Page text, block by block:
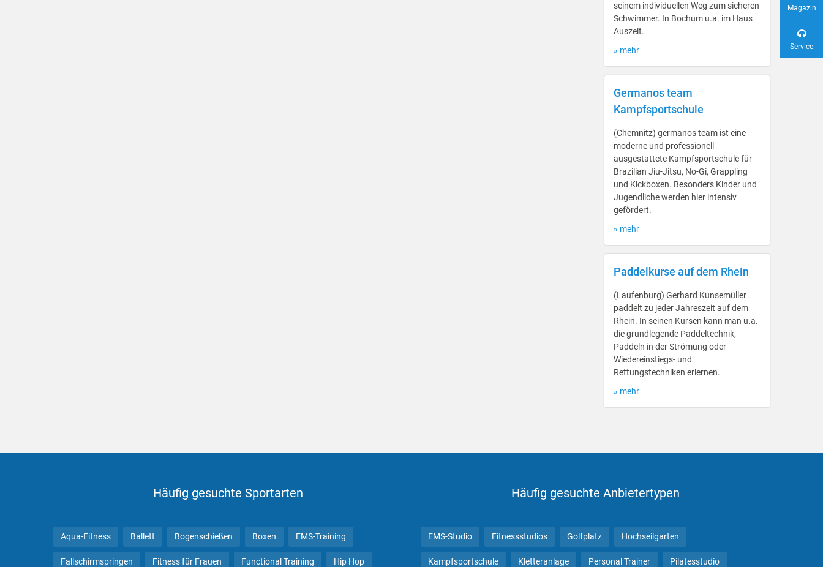
seinem individuellen Weg zum sicheren
Schwimmer. In Bochum u.a. im Haus
Auszeit.
» mehr
Germanos team
Kampfsportschule
(Chemnitz) germanos team ist eine
moderne und professionell
ausgestattete Kampfsportschule für
Brazilian Jiu-Jitsu, No-Gi, Grappling
und Kickboxen. Besonders Kinder und
Jugendliche werden hier intensiv
gefördert.
» mehr
Paddelkurse auf dem Rhein
(Laufenburg) Gerhard Kunsemüller
paddelt zu jeder Jahreszeit auf dem
Rhein. In seinen Kursen kann man u.a.
die grundlegende Paddeltechnik,
Paddeln in der Strömung oder
Wiedereinstiegs- und
Rettungstechniken erlernen.
» mehr
Häufig gesuchte Sportarten
Aqua-Fitness Ballett Bogenschießen Boxen EMS-Training
Fallschirmspringen Fitness für Frauen Functional Training Hip Hop
Häufig gesuchte Anbietertypen
EMS-Studio Fitnessstudios Golfplatz Hochseilgarten
Kampfsportschule Kletteranlage Personal Trainer Pilatesstudio
Magazin
Service